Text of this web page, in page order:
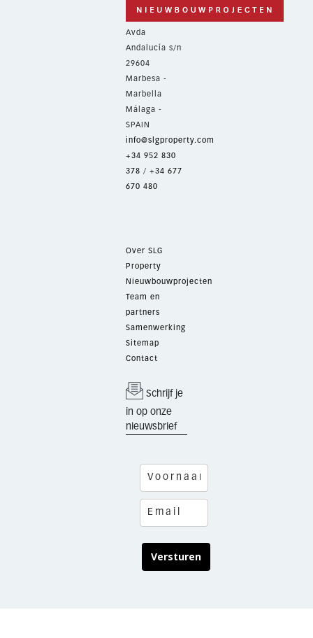
Avda
Andalucía s/n
29604
Marbesa -
Marbella
Málaga -
SPAIN
info@slgproperty.com
+34 952 830
378 / +34 677
670 480
Over SLG
Property
Nieuwbouwprojecten
Team en
partners
Samenwerking
Sitemap
Contact
Schrijf je
in op onze
nieuwsbrief
Versturen